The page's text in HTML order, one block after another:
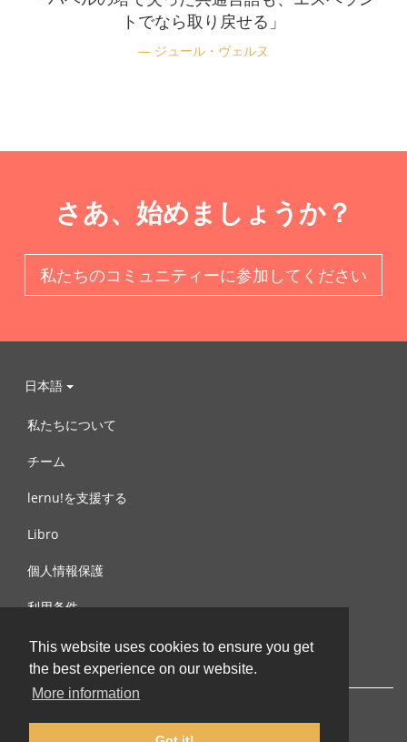
This website uses cookies to ensure you get
the best experience on our website.
More information
トでなら取り戻せる」
ジュール・ヴェルヌ
さあ、始めましょうか？
私たちのコミュニティーに参加してください
日本語
私たちについて
チーム
lernu!を支援する
Libro
個人情報保護
利用条件
お問合せ